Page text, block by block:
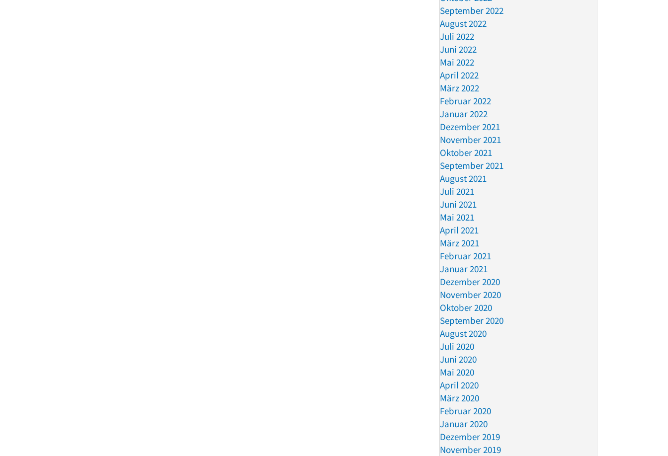
September 2022
August 2022
Juli 2022
Juni 2022
Mai 2022
April 2022
März 2022
Februar 2022
Januar 2022
Dezember 2021
November 2021
Oktober 2021
September 2021
August 2021
Juli 2021
Juni 2021
Mai 2021
April 2021
März 2021
Februar 2021
Januar 2021
Dezember 2020
November 2020
Oktober 2020
September 2020
August 2020
Juli 2020
Juni 2020
Mai 2020
April 2020
März 2020
Februar 2020
Januar 2020
Dezember 2019
November 2019